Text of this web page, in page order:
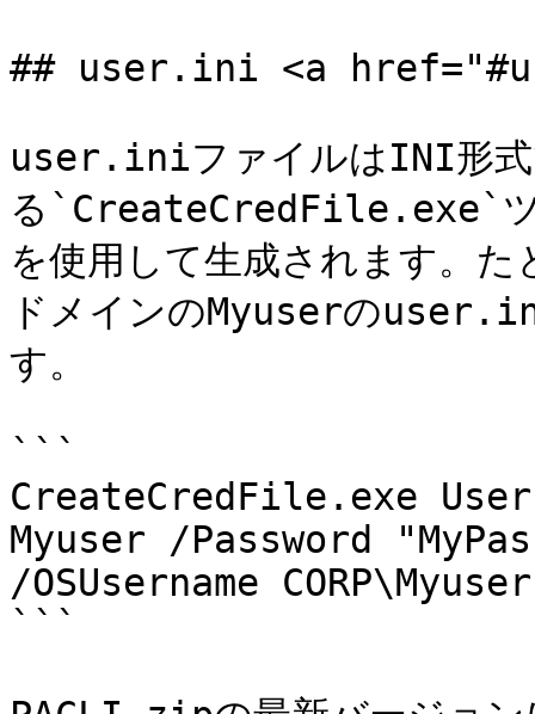
## user.ini <a
user.iniファイルはINI形式
る`CreateCredFile.exe`ツ
を使用して生成されます。
ドメインのMyuserの
す。
```
CreateCredFile.exe
Myuser /Password
/OSUsername
```